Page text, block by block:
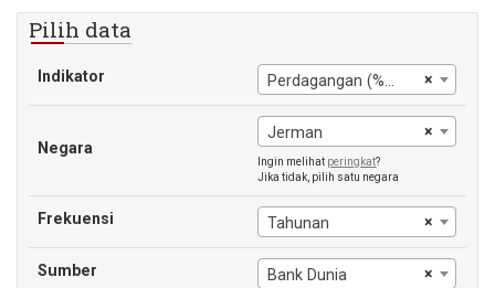
Pilih data
Indikator ×
Perdagangan (% dari PDB)
Negara
×
Jerman
Ingin melihat peringkat?
Jika tidak, pilih satu negara
Frekuensi ×
Tahunan
Sumber ×
Bank Dunia